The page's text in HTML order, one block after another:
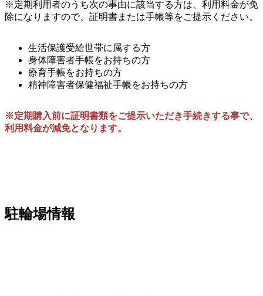
※定期利用者のうち次の事由に該当する方は、利用料金が免
除になりますので、証明書または手帳等をご提示ください。
生活保護受給世帯に属する方
身体障害者手帳をお持ちの方
療育手帳をお持ちの方
精神障害者保健福祉手帳をお持ちの方
※定期購入前に証明書類をご提示いただき手続きする事で、
利用料金が減免となります。
駐輪場情報